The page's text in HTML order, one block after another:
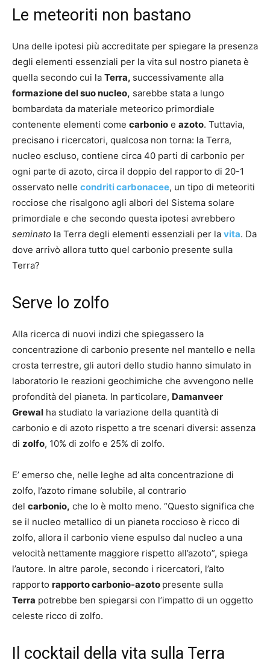
Le meteoriti non bastano
Una delle ipotesi più accreditate per spiegare la presenza
degli elementi essenziali per la vita sul nostro pianeta è
quella secondo cui la Terra, successivamente alla
formazione del suo nucleo, sarebbe stata a lungo
bombardata da materiale meteorico primordiale
contenente elementi come carbonio e azoto. Tuttavia,
precisano i ricercatori, qualcosa non torna: la Terra,
nucleo escluso, contiene circa 40 parti di carbonio per
ogni parte di azoto, circa il doppio del rapporto di 20-1
osservato nelle condriti carbonacee, un tipo di meteoriti
rocciose che risalgono agli albori del Sistema solare
primordiale e che secondo questa ipotesi avrebbero
seminato la Terra degli elementi essenziali per la vita. Da
dove arrivò allora tutto quel carbonio presente sulla
Terra?
Serve lo zolfo
Alla ricerca di nuovi indizi che spiegassero la
concentrazione di carbonio presente nel mantello e nella
crosta terrestre, gli autori dello studio hanno simulato in
laboratorio le reazioni geochimiche che avvengono nelle
profondità del pianeta. In particolare, Damanveer
Grewal ha studiato la variazione della quantità di
carbonio e di azoto rispetto a tre scenari diversi: assenza
di zolfo, 10% di zolfo e 25% di zolfo.
E’ emerso che, nelle leghe ad alta concentrazione di
zolfo, l’azoto rimane solubile, al contrario
del carbonio, che lo è molto meno. “Questo significa che
se il nucleo metallico di un pianeta roccioso è ricco di
zolfo, allora il carbonio viene espulso dal nucleo a una
velocità nettamente maggiore rispetto all’azoto”, spiega
l’autore. In altre parole, secondo i ricercatori, l’alto
rapporto rapporto carbonio-azoto presente sulla
Terra potrebbe ben spiegarsi con l’impatto di un oggetto
celeste ricco di zolfo.
Il cocktail della vita sulla Terra